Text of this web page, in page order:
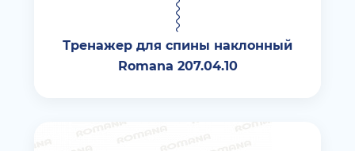
Тренажер для спины наклонный
Romana 207.04.10